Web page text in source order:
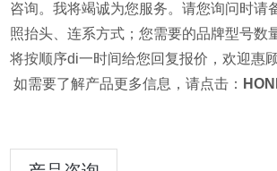
咨询。我将竭诚为您服务。请您询问时请
照抬头、连系方式；您需要的品牌型号数
将按顺序di一时间给您回复报价，欢迎惠顾
如需要了解产品更多信息，请点击：